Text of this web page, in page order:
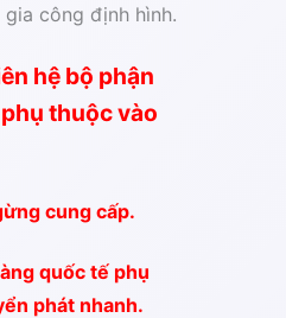
gia công định hình.
hệ bộ phận
thuộc vào
cung cấp.
quốc tế phụ
phát nhanh.